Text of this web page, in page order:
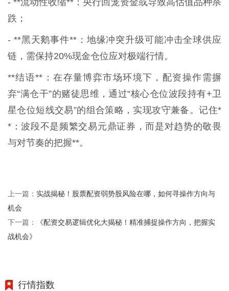
跌；
- **黑天鹅事件**：地缘冲突升级可能冲击全球供应
链，需保持20%现金仓位应对极端行情。
**结语**：在存量博弈市场环境下，配资操作需摒
弃“满仓干”的赌徒思维，通过“核心仓位波段持有+卫
星仓位短线交易”的组合策略，实现攻守兼备。记住*
*：波段不是频繁交易元鼎证券，而是对趋势的敬畏
与对节奏的把握**。
上一篇： 实战揭秘！股票配资弱势股风险在哪，如何寻操作方向与
机会
下一篇：
《配资交易逻辑优化大揭秘！精准捕捉操作方向，把握实
战机会》
行情指数